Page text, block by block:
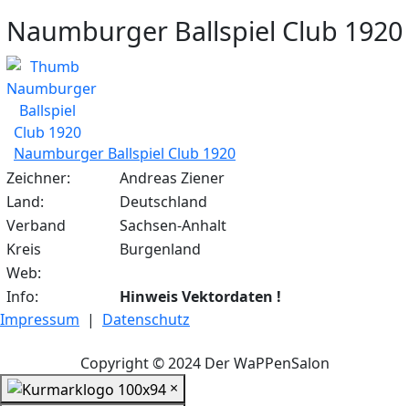
Naumburger Ballspiel Club 1920
Naumburger Ballspiel Club 1920
Zeichner:
Andreas Ziener
Land:
Deutschland
Verband
Sachsen-Anhalt
Kreis
Burgenland
Web:
Info:
Hinweis Vektordaten !
Impressum | Datenschutz
Copyright © 2024 Der WaPPenSalon
×